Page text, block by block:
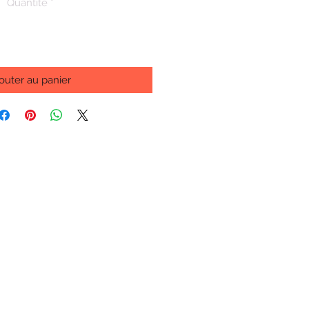
Quantité *
au panier